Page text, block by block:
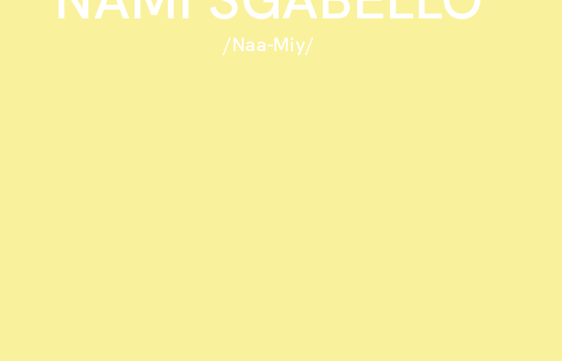
/Naa-Miy/